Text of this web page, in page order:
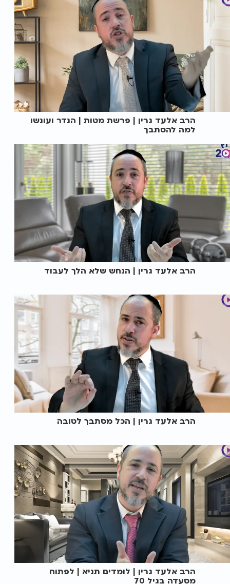
הרב אלעד גרין | פרשת מטות | הנדר ועונשו
למה להסתבך
הרב אלעד גרין | הנחש שלא הלך לעבוד
הרב אלעד גרין | הכל מסתבך לטובה
הרב אלעד גרין | לומדים תניא | לפתוח
מסעדה בגיל 70